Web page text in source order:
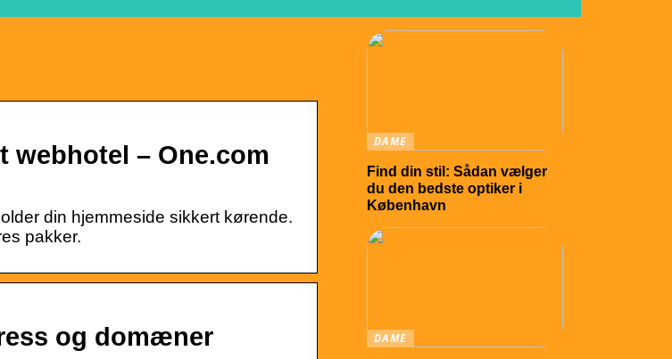
– One.com
din hjemmeside sikkert kørende.
pakker.
og domæner
DAME
Find din stil: Sådan vælger
du den bedste optiker i
København
DAME